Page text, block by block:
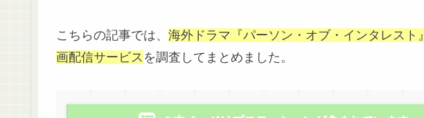
こちらの記事では、 海外ドラマ『パーソン・オブ・インタレスト』
画配信サービス を調査してまとめました。